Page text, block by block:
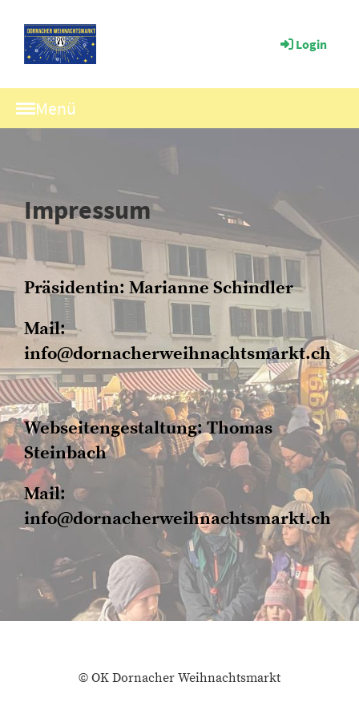
Login
Menü
Impressum
Präsidentin: Marianne Schindler
Mail:
info@dornacherweihnachtsmarkt.ch
Webseitengestaltung: Thomas
Steinbach
Mail:
info@dornacherweihnachtsmarkt.ch
© OK Dornacher Weihnachtsmarkt